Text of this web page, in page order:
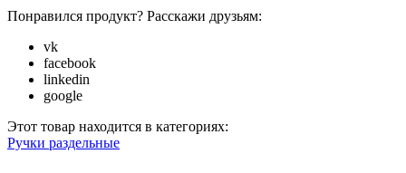
Понравился продукт? Расскажи друзьям:
vk
facebook
linkedin
google
Этот товар находится в категориях:
Ручки раздельные